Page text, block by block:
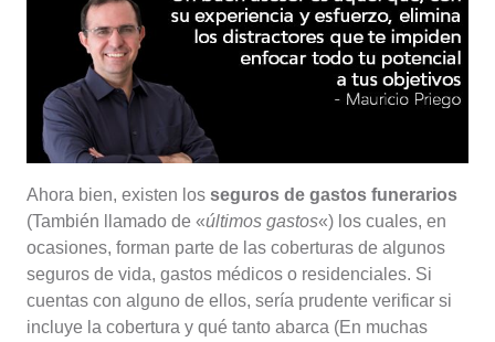
Ahora bien, existen los seguros de gastos funerarios
(También llamado de «últimos gastos«) los cuales, en
ocasiones, forman parte de las coberturas de algunos
seguros de vida, gastos médicos o residenciales. Si
cuentas con alguno de ellos, sería prudente verificar si
incluye la cobertura y qué tanto abarca (En muchas